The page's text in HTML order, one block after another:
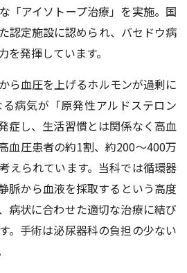
「アイソトープ治療」を実施。国
認定施設に認められ、バセドウ病
発揮しています。
ら血圧を上げるホルモンが過剰に
病気が「原発性アルドステロン
症し、生活習慣とは関係なく高血
血圧患者の約1割、約200〜400万
えられています。当科では循環器
脈から血液を採取するという高度
病状に合わせた適切な治療に結び
。手術は泌尿器科の負担の少ない